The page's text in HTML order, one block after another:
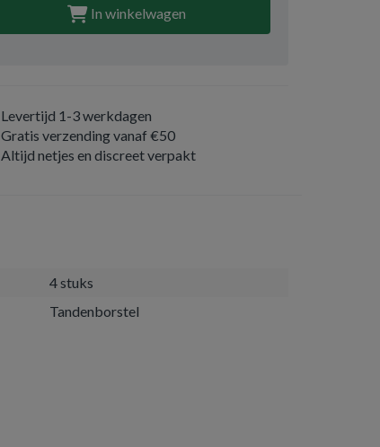
In winkelwagen
Levertijd 1-3 werkdagen
Gratis verzending vanaf €50
Altijd netjes en discreet verpakt
4 stuks
Tandenborstel